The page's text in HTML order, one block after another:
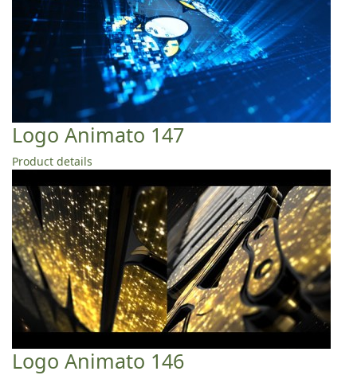
Logo Animato 147
Product details
Logo Animato 146